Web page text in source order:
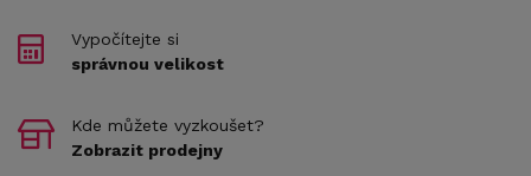
Vypočítejte si
správnou velikost
Kde můžete vyzkoušet?
Zobrazit prodejny